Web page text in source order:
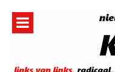
inhoud